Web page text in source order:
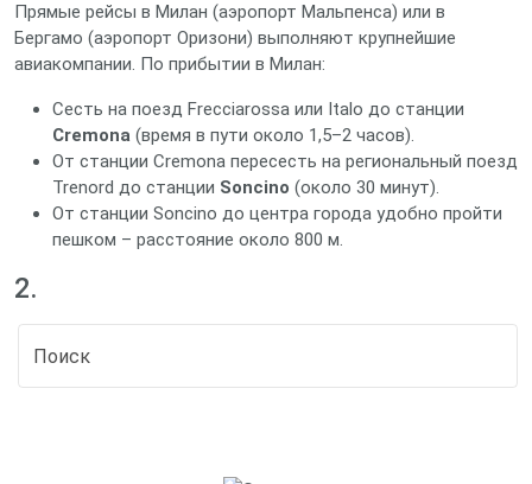
Прямые рейсы в Милан (аэропорт Мальпенса) или в
Бергамо (аэропорт Оризони) выполняют крупнейшие
авиакомпании. По прибытии в Милан:
Сесть на поезд Frecciarossa или Italo до станции
Cremona (время в пути около 1,5–2 часов).
От станции Cremona пересесть на региональный поезд
Trenord до станции Soncino (около 30 минут).
От станции Soncino до центра города удобно пройти
пешком – расстояние около 800 м.
2.